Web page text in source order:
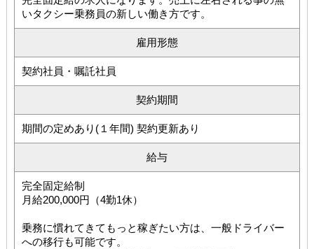
いタクシー乗務員の新しい働き方です。
雇用形態
契約社員・嘱託社員
契約期間
期間の定めあり(１年間) 契約更新あり
給与
完全固定給制
月給200,000円（4勤1休）
乗務に慣れてきてもっと稼ぎたい方は、一般ドライバー
への移行も可能です。